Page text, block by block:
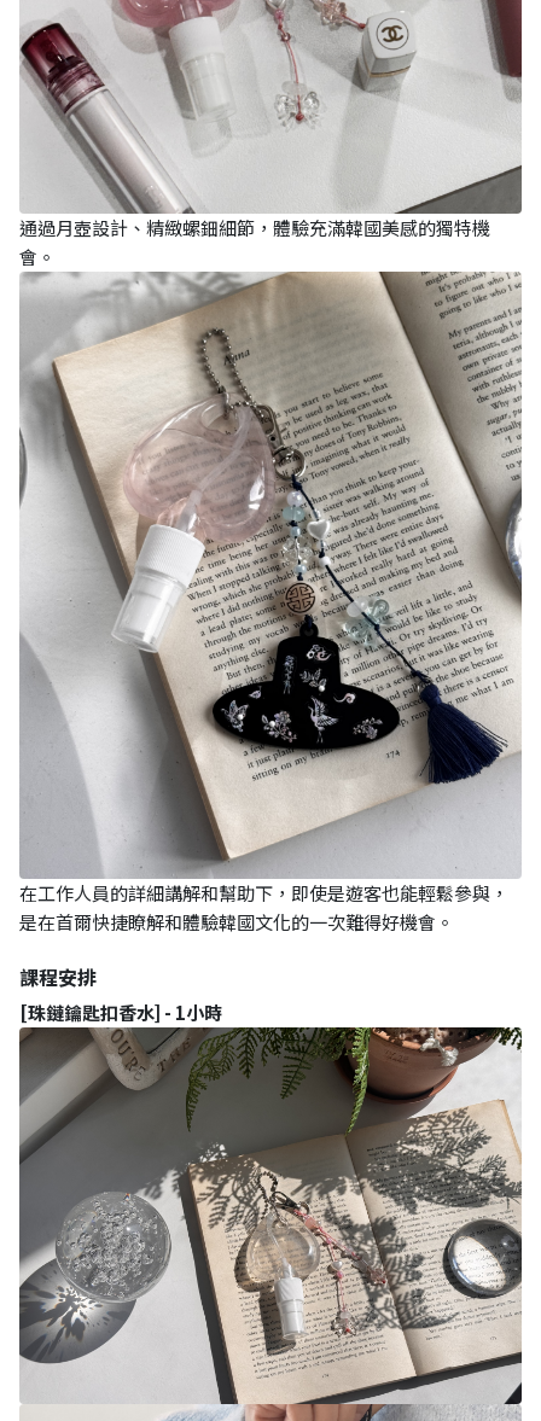
通過月壺設計、精緻螺鈿細節，體驗充滿韓國美感的獨特機
會。
在工作人員的詳細講解和幫助下，即使是遊客也能輕鬆參與，
是在首爾快捷瞭解和體驗韓國文化的一次難得好機會。
課程安排
[珠鏈鑰匙扣香水] - 1小時